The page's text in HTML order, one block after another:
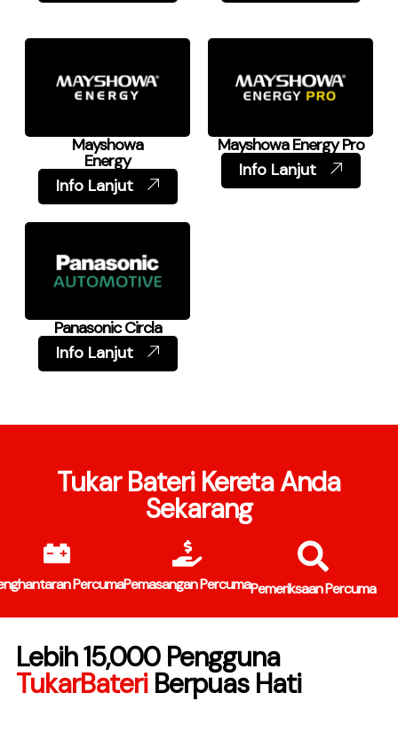
Mayshowa
Energy
Info Lanjut
Mayshowa Energy Pro
Info Lanjut
Panasonic Circla
Info Lanjut
Tukar Bateri Kereta Anda
Sekarang
PercumaPemasangan PercumaPemeriksaan Percuma
Lebih 15,000 Pengguna
TukarBateriBerpuas Hati